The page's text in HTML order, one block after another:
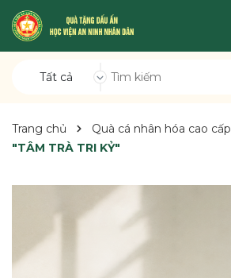
Tất cả
Trang chủ Quà cá nhân hóa cao cấp
"TÂM TRÀ TRI KỶ"